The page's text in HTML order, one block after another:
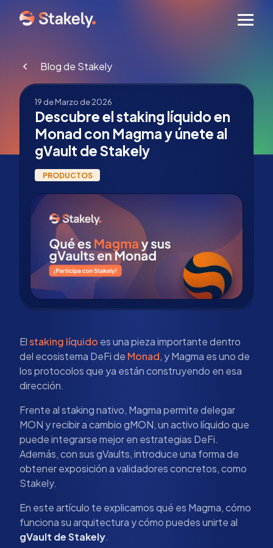
Blog de Stakely
19 de Marzo de 2026
Descubre el staking líquido en
Monad con Magma y únete al
gVault de Stakely
PRODUCTOS
Elstaking líquido es una pieza importante dentro
del ecosistema DeFi de Monad, y Magma es uno de
los protocolos que ya están construyendo en esa
dirección.
Frente al staking nativo, Magma permite delegar
MON y recibir a cambio gMON, un activo líquido que
puede integrarse mejor en estrategias DeFi.
Además, con sus gVaults, introduce una forma de
obtener exposición a validadores concretos, como
Stakely.
En este artículo te explicamos qué es Magma, cómo
funciona su arquitectura y cómo puedes unirte al
gVault de Stakely.